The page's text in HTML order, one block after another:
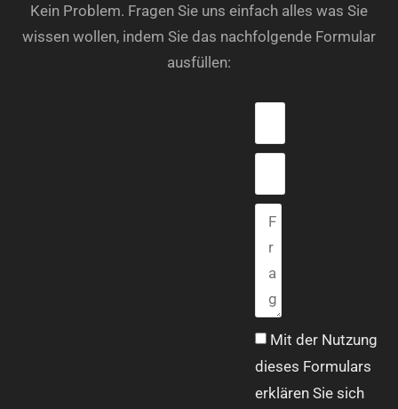
Kein Problem. Fragen Sie uns einfach alles was Sie
wissen wollen, indem Sie das nachfolgende Formular
ausfüllen:
Mit der Nutzung
dieses Formulars
erklären Sie sich